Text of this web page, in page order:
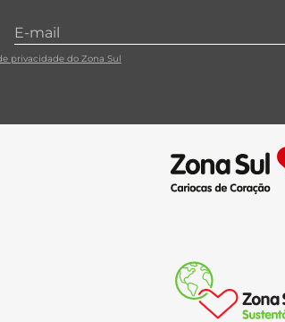
privacidade do Zona Sul